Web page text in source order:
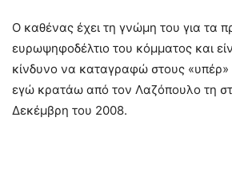
Ο καθένας έχει τη γνώμη του για τα
ευρωψηφοδέλτιο του κόμματος και
κίνδυνο να καταγραφώ στους «υπέρ»
εγώ κρατάω από τον Λαζόπουλο τη
Δεκέμβρη του 2008.